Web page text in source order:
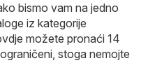
bismo vam na jedno
iz kategorije
možete pronaći 14
stoga nemojte